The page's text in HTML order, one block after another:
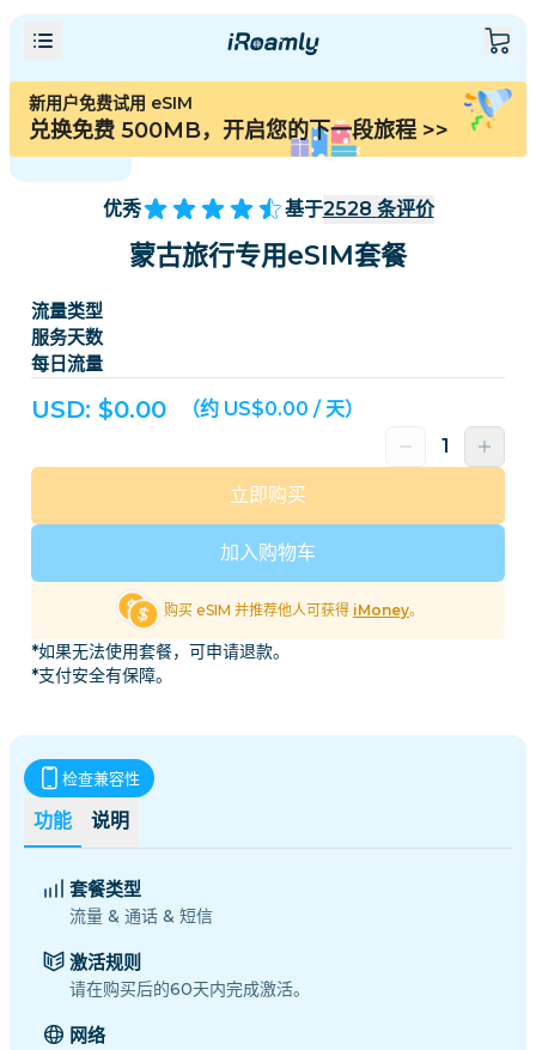
新用户免费试用 eSIM
兑换免费 500MB，开启您的下一段旅程 >>
优秀 基于2528 条评价
蒙古旅行专用eSIM套餐
流量类型
服务天数
每日流量
USD: $0.00 （约 US$0.00 / 天）
加入购物车
立即购买
购买 eSIM 并推荐他人可获得 iMoney。
*如果无法使用套餐，可申请退款。
*支付安全有保障。
功能 说明
检查兼容性
套餐类型
流量 & 通话 & 短信
激活规则
请在购买后的60天内完成激活。
网络